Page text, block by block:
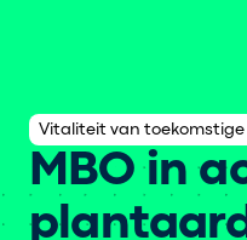
Vitaliteit van
MBO in